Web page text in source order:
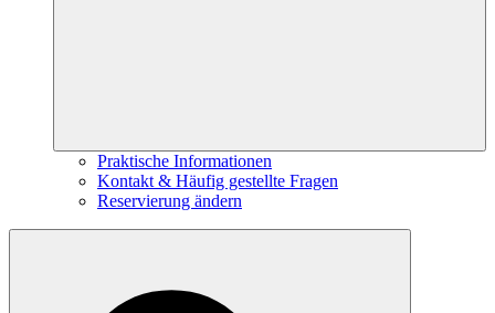
Praktische Informationen
Kontakt & Häufig gestellte Fragen
Reservierung ändern